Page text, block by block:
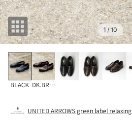
1 / 10
BLACK DK.BROWN
UNITED ARROWS green label relaxing